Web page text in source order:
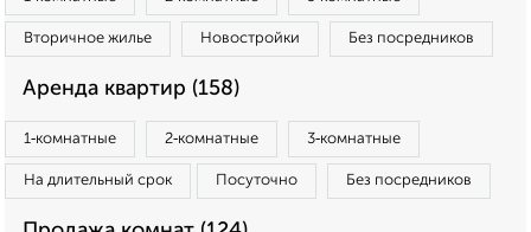
Вторичное жилье Новостройки Без посредников
Аренда квартир (158)
1‑комнатные 2‑комнатные 3‑комнатные
На длительный срок Посуточно Без посредников